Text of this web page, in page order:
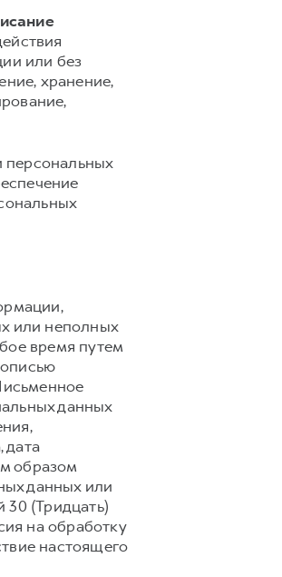
или без
хранение,
персональных
или неполных
время путем
данных
дата
образом
данных или
(Тридцать)
на обработку
настоящего